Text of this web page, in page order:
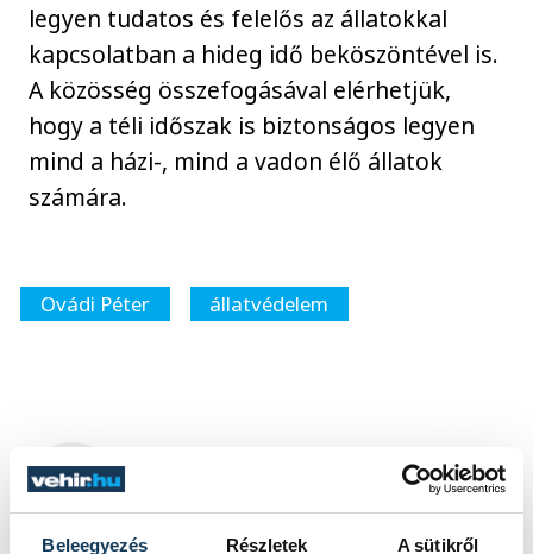
Beleegyezés Részletek A sütikről
legyen tudatos és felelős az állatokkal
kapcsolatban a hideg idő beköszöntével is.
A közösség összefogásával elérhetjük,
hogy a téli időszak is biztonságos legyen
mind a házi-, mind a vadon élő állatok
számára.
Ovádi Péter állatvédelem